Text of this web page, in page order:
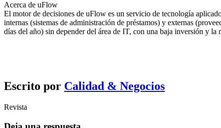
Acerca de uFlow
El motor de decisiones de uFlow es un servicio de tecnología
internas (sistemas de administración de préstamos) y externas
días del año) sin depender del área de IT, con una baja inversión y
Escrito por Calidad & Negocios
Revista